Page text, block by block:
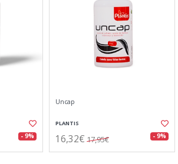
- 9%
Uncap
PLANTIS
16,32€ 17,95€ - 9%